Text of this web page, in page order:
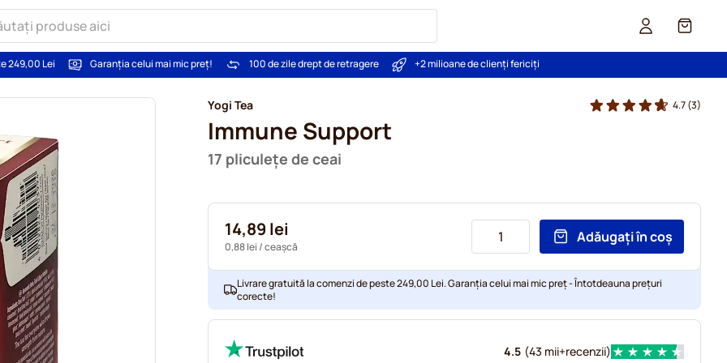
Coș
249,00 Lei Garanția celui mai mic preț! 100 de zile drept de retragere +2 milioane de clienți fericiți
Yogi Tea
Immune Support
17 pliculețe de ceai
4.7(3)
14,89 lei
0,88 lei / ceașcă
Adăugați în coș
Livrare gratuită la comenzi de peste 249,00 Lei. Garanția celui mai mic preț - Întotdeauna prețuri
corecte!
4.5 (43 mii+recenzii)